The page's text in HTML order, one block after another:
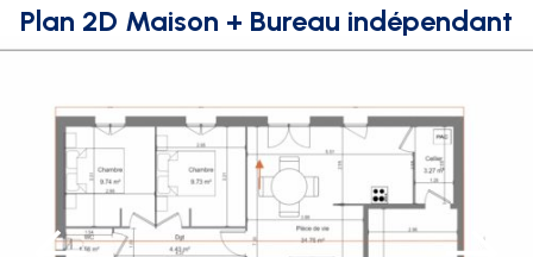
Plan 2D Maison + Bureau indépendant